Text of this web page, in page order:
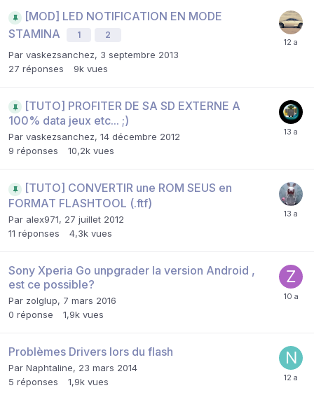
[MOD] LED NOTIFICATION EN MODE
STAMINA
1 2
Par vaskezsanchez, 3 septembre 2013
27 réponses 9k vues
[TUTO] PROFITER DE SA SD EXTERNE A
100% data jeux etc... ;)
Par vaskezsanchez, 14 décembre 2012
9 réponses 10,2k vues
[TUTO] CONVERTIR une ROM SEUS en
FORMAT FLASHTOOL (.ftf)
Par alex971, 27 juillet 2012
11 réponses 4,3k vues
Sony Xperia Go unpgrader la version Android ,
est ce possible?
Par zolglup, 7 mars 2016
0 réponse 1,9k vues
Problèmes Drivers lors du flash
Par Naphtaline, 23 mars 2014
5 réponses 1,9k vues